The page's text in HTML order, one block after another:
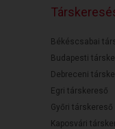
Békéscsabai
Budapesti
Debreceni
Egri társkereső
Győri társkereső
Kaposvári